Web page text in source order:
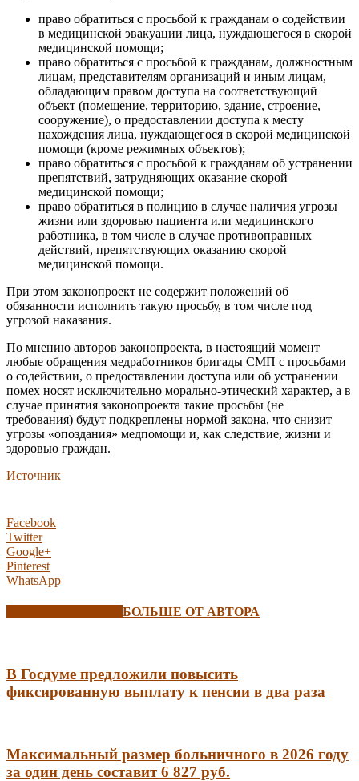
право обратиться с просьбой к гражданам о содействии
в медицинской эвакуации лица, нуждающегося в скорой
медицинской помощи;
право обратиться с просьбой к гражданам, должностным
лицам, представителям организаций и иным лицам,
обладающим правом доступа на соответствующий
объект (помещение, территорию, здание, строение,
сооружение), о предоставлении доступа к месту
нахождения лица, нуждающегося в скорой медицинской
помощи (кроме режимных объектов);
право обратиться с просьбой к гражданам об устранении
препятствий, затрудняющих оказание скорой
медицинской помощи;
право обратиться в полицию в случае наличия угрозы
жизни или здоровью пациента или медицинского
работника, в том числе в случае противоправных
действий, препятствующих оказанию скорой
медицинской помощи.
При этом законопроект не содержит положений об
обязанности исполнить такую просьбу, в том числе под
угрозой наказания.
По мнению авторов законопроекта, в настоящий момент
любые обращения медработников бригады СМП с просьбами
о содействии, о предоставлении доступа или об устранении
помех носят исключительно морально-этический характер, а в
случае принятия законопроекта такие просьбы (не
требования) будут подкреплены нормой закона, что снизит
угрозы «опоздания» медпомощи и, как следствие, жизни и
здоровью граждан.
Источник
Facebook
Twitter
Google+
Pinterest
WhatsApp
БОЛЬШЕ ОТ АВТОРА
В Госдуме предложили повысить
фиксированную выплату к пенсии в два раза
Максимальный размер больничного в 2026 году
за один день составит 6 827 руб.